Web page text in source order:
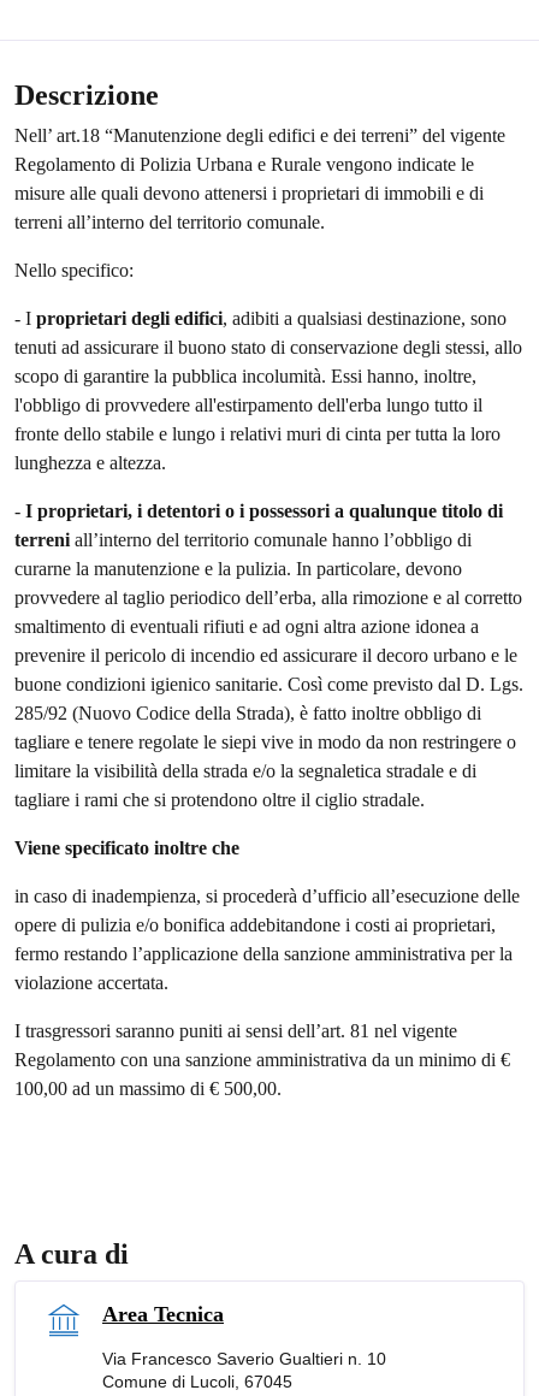
Descrizione
Nell’ art.18 “Manutenzione degli edifici e dei terreni” del vigente
Regolamento di Polizia Urbana e Rurale vengono indicate le
misure alle quali devono attenersi i proprietari di immobili e di
terreni all’interno del territorio comunale.
Nello specifico:
- I proprietari degli edifici, adibiti a qualsiasi destinazione, sono
tenuti ad assicurare il buono stato di conservazione degli stessi, allo
scopo di garantire la pubblica incolumità. Essi hanno, inoltre,
l'obbligo di provvedere all'estirpamento dell'erba lungo tutto il
fronte dello stabile e lungo i relativi muri di cinta per tutta la loro
lunghezza e altezza.
- I proprietari, i detentori o i possessori a qualunque titolo di
terreni all’interno del territorio comunale hanno l’obbligo di
curarne la manutenzione e la pulizia. In particolare, devono
provvedere al taglio periodico dell’erba, alla rimozione e al corretto
smaltimento di eventuali rifiuti e ad ogni altra azione idonea a
prevenire il pericolo di incendio ed assicurare il decoro urbano e le
buone condizioni igienico sanitarie. Così come previsto dal D. Lgs.
285/92 (Nuovo Codice della Strada), è fatto inoltre obbligo di
tagliare e tenere regolate le siepi vive in modo da non restringere o
limitare la visibilità della strada e/o la segnaletica stradale e di
tagliare i rami che si protendono oltre il ciglio stradale.
Viene specificato inoltre che
in caso di inadempienza, si procederà d’ufficio all’esecuzione delle
opere di pulizia e/o bonifica addebitandone i costi ai proprietari,
fermo restando l’applicazione della sanzione amministrativa per la
violazione accertata.
I trasgressori saranno puniti ai sensi dell’art. 81 nel vigente
Regolamento con una sanzione amministrativa da un minimo di €
100,00 ad un massimo di € 500,00.
A cura di
Area Tecnica
Via Francesco Saverio Gualtieri n. 10
Comune di Lucoli, 67045